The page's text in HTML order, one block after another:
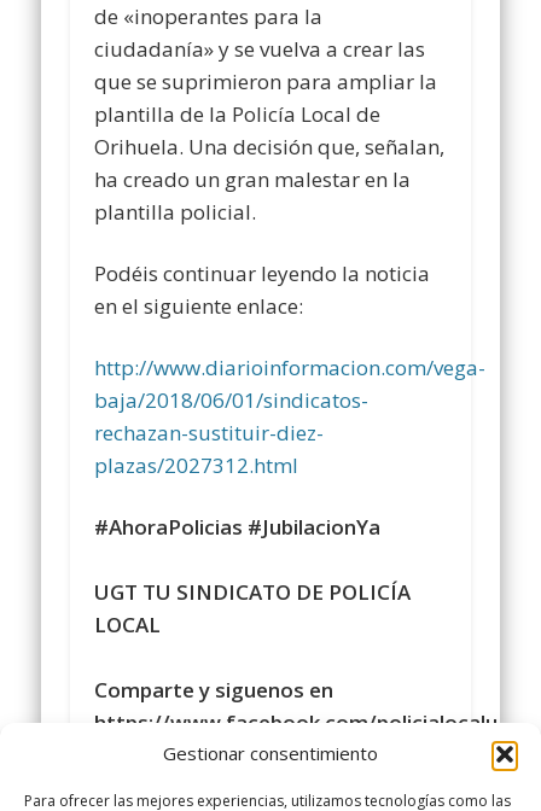
Gestionar consentimiento
Para ofrecer las mejores experiencias, utilizamos tecnologías como las
de «inoperantes para la
ciudadanía» y se vuelva a crear las
que se suprimieron para ampliar la
plantilla de la Policía Local de
Orihuela. Una decisión que, señalan,
ha creado un gran malestar en la
plantilla policial.
Podéis continuar leyendo la noticia
en el siguiente enlace:
http://www.diarioinformacion.com/vega-
baja/2018/06/01/sindicatos-
rechazan-sustituir-diez-
plazas/2027312.html
#AhoraPolicias #JubilacionYa
UGT TU SINDICATO DE POLICÍA
LOCAL
Comparte y siguenos en
https://www.facebook.com/policialocalugt/